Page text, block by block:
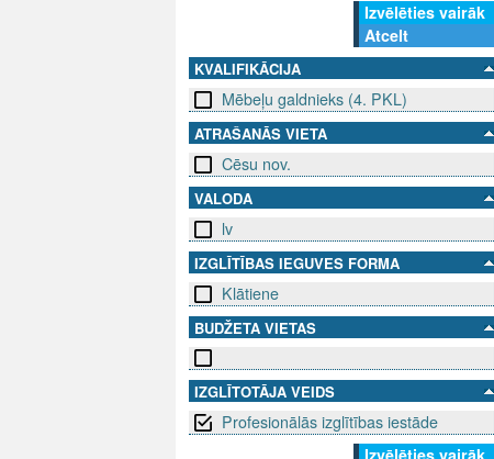
Izvēlēties vairāk
Atcelt
KVALIFIKĀCIJA
Mēbeļu galdnieks (4. PKL)
ATRAŠANĀS VIETA
Cēsu nov.
VALODA
lv
IZGLĪTĪBAS IEGUVES FORMA
Klātiene
BUDŽETA VIETAS
IZGLĪTOTĀJA VEIDS
Profesionālās izglītības iestāde